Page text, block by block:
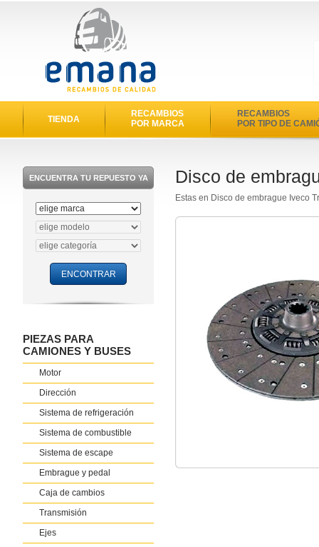
TIENDA
RECAMBIOS
POR MARCA
RECAMBIOS
POR TIPO DE
ENCUENTRA TU REPUESTO YA
PIEZAS PARA
CAMIONES Y BUSES
Motor
Dirección
Sistema de refrigeración
Sistema de combustible
Sistema de escape
Embrague y pedal
Caja de cambios
Transmisión
Ejes
Disco de
Estas en Disco de embrague Iveco